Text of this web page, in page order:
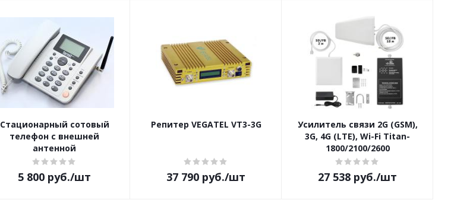
Стационарный сотовый
телефон с внешней
антенной
5 800 руб./шт
Репитер VEGATEL VT3-3G
37 790 руб./шт
Усилитель связи 2G (GSM),
3G, 4G (LTE), Wi-Fi Titan-
1800/2100/2600
27 538 руб./шт